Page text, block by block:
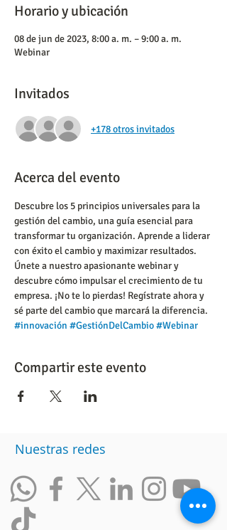
Horario y ubicación
08 de jun de 2023, 8:00 a. m. – 9:00 a. m.
Webinar
Invitados
+178 otros invitados
Acerca del evento
Descubre los 5 principios universales para la
gestión del cambio, una guía esencial para
transformar tu organización. Aprende a liderar
con éxito el cambio y maximizar resultados.
Únete a nuestro apasionante webinar y
descubre cómo impulsar el crecimiento de tu
empresa. ¡No te lo pierdas! Regístrate ahora y
sé parte del cambio que marcará la diferencia.
#innovación #GestiónDelCambio#Webinar
Compartir este evento
Nuestras redes